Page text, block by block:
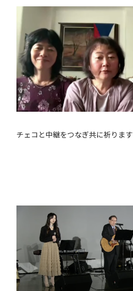
チェコと中継をつなぎ共に祈ります